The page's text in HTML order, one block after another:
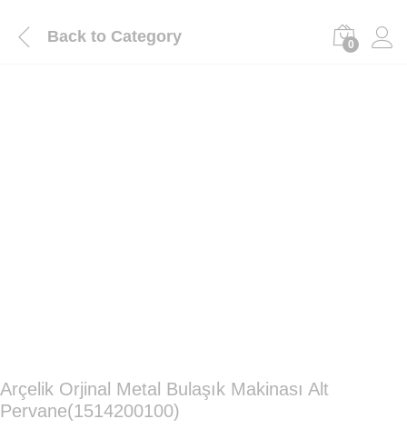
Back to Category 0
Arçelik Orjinal Metal Bulaşık Makinası Alt
Pervane(1514200100)